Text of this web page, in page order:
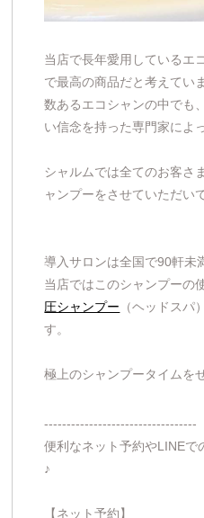
当店で長年愛用しているエ
で最高の商品だと考えてい
数あるエコシャンの中でも
い信念を持った専門家によ
シャルムでは全てのお客さ
ャンプーをさせていただい
導入サロンは全国で90軒未
当店ではこのシャンプーの
圧シャンプー （ヘッドスパ
す。
極上のシャンプータイムを
----------------------------------
便利なネット予約やLINEで
♪
【ネット予約】